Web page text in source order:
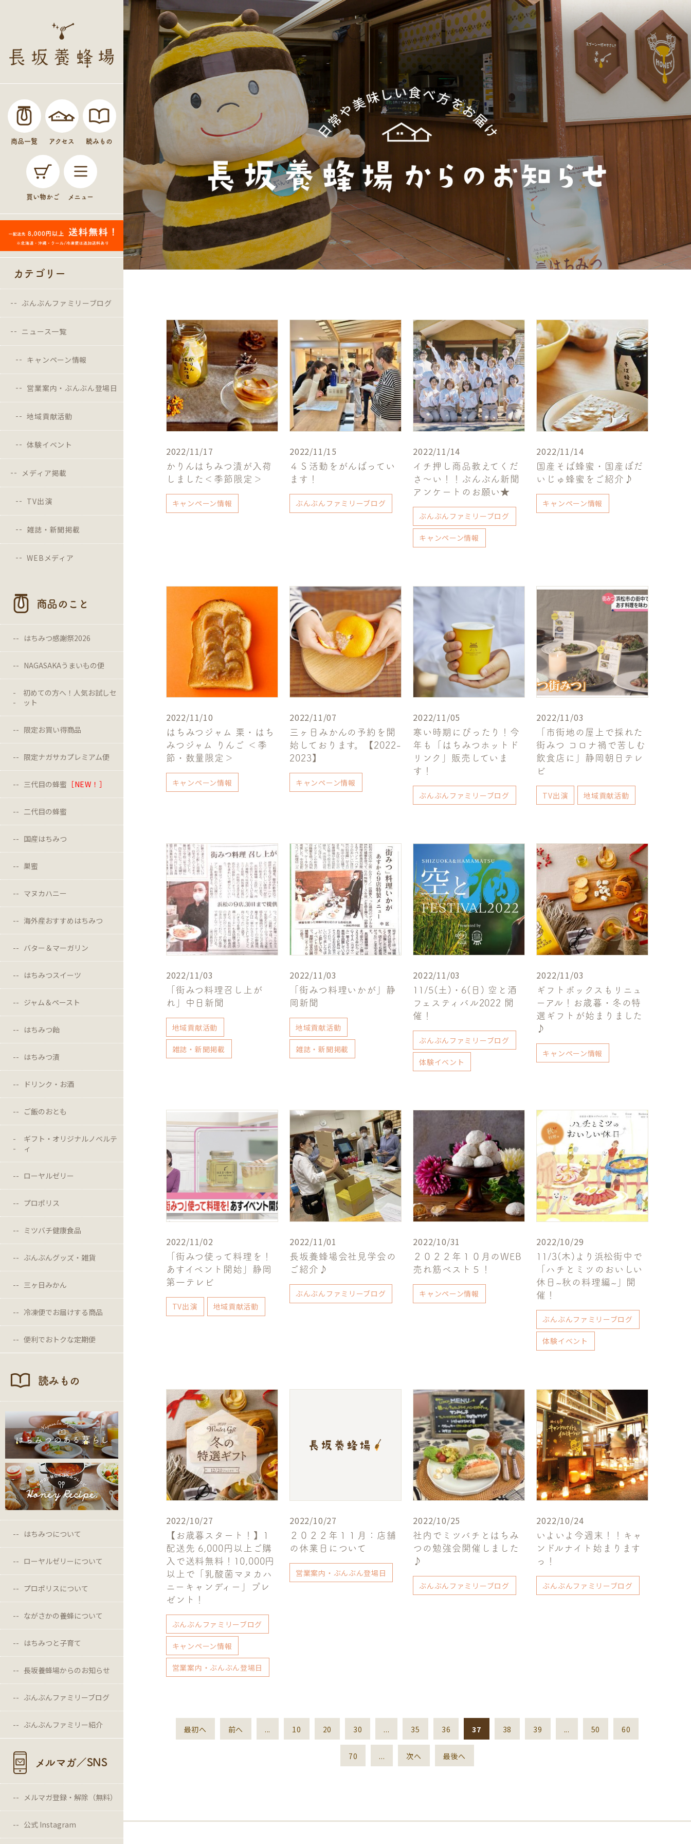
商品一覧 アクセス 読みもの
買い物かご メニュー
カテゴリー
ぶんぶんファミリーブログ
ニュース一覧
キャンペーン情報
営業案内・ぶんぶん登場日
地域貢献活動
体験イベント
メディア掲載
TV出演
雑誌・新聞掲載
WEBメディア
商品のこと
はちみつ感謝祭2026
NAGASAKAうまいもの便
初めての方へ！人気お試しセ
ット
限定お買い得商品
限定ナガサカプレミアム便
三代目の蜂蜜 ［NEW！］
二代目の蜂蜜
国産はちみつ
巣蜜
マヌカハニー
海外産おすすめはちみつ
バター＆マーガリン
はちみつスイーツ
ジャム＆ペースト
はちみつ飴
はちみつ漬
ドリンク・お酒
ご飯のおとも
ギフト・オリジナルノベルテ
ィ
ローヤルゼリー
プロポリス
ミツバチ健康食品
ぶんぶんグッズ・雑貨
三ヶ日みかん
冷凍便でお届けする商品
便利でおトクな定期便
読みもの
はちみつについて
ローヤルゼリーについて
プロポリスについて
ながさかの養蜂について
はちみつと子育て
長坂養蜂場からのお知らせ
ぶんぶんファミリーブログ
ぶんぶんファミリー紹介
メルマガ／SNS
メルマガ登録・解除（無料）
公式 Instagram
2022/11/17
かりんはちみつ漬が入荷
しました＜季節限定＞
キャンペーン情報
2022/11/15
４Ｓ活動をがんばってい
ます！
ぶんぶんファミリーブログ
2022/11/14
イチ押し商品教えてくだ
さ～い！！ぶんぶん新聞
アンケートのお願い★
ぶんぶんファミリーブログ
キャンペーン情報
2022/11/14
国産そば蜂蜜・国産ぼだ
いじゅ蜂蜜をご紹介♪
キャンペーン情報
2022/11/10
はちみつジャム 栗・はち
みつジャム りんご ＜季
節・数量限定＞
キャンペーン情報
2022/11/07
三ヶ日みかんの予約を開
始しております。【2022-
2023】
キャンペーン情報
2022/11/05
寒い時期にぴったり！今
年も「はちみつホットド
リンク」販売していま
す！
ぶんぶんファミリーブログ
2022/11/03
「市街地の屋上で採れた
街みつ コロナ禍で苦しむ
飲食店に」静岡朝日テレ
ビ
TV出演 地域貢献活動
2022/11/03
「街みつ料理召し上が
れ」中日新聞
地域貢献活動
雑誌・新聞掲載
2022/11/03
「街みつ料理いかが」静
岡新聞
地域貢献活動
雑誌・新聞掲載
2022/11/03
11/5(土)・6(日) 空と酒
フェスティバル2022 開
催！
ぶんぶんファミリーブログ
体験イベント
2022/11/03
ギフトボックスもリニュ
ーアル！お歳暮・冬の特
選ギフトが始まりました
♪
キャンペーン情報
2022/11/02
「街みつ使って料理を！
あすイベント開始」静岡
第一テレビ
TV出演 地域貢献活動
2022/11/01
長坂養蜂場会社見学会の
ご紹介♪
ぶんぶんファミリーブログ
2022/10/31
２０２２年１０月のWEB
売れ筋ベスト５！
キャンペーン情報
2022/10/29
11/3(木)より浜松街中で
「ハチとミツのおいしい
休日~秋の料理編~」開
催！
ぶんぶんファミリーブログ
体験イベント
2022/10/27
【お歳暮スタート！】1
配送先 6,000円以上ご購
入で送料無料！10,000円
以上で「乳酸菌マヌカハ
ニーキャンディー」プレ
ゼント！
ぶんぶんファミリーブログ
キャンペーン情報
営業案内・ぶんぶん登場日
2022/10/27
２０２２年１１月：店舗
の休業日について
営業案内・ぶんぶん登場日
2022/10/25
社内でミツバチとはちみ
つの勉強会開催しました
♪
ぶんぶんファミリーブログ
2022/10/24
いよいよ今週末！！キャ
ンドルナイト始まります
っ！
ぶんぶんファミリーブログ
最初へ 前へ ... 10 20 30 ... 35 36 37 38 39 ... 50 60
70 ... 次へ 最後へ